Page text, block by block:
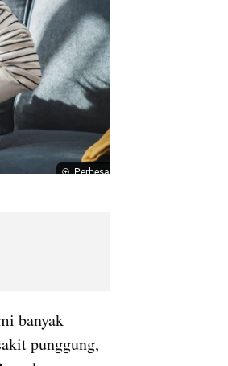
Perbesar
banyak
punggung,